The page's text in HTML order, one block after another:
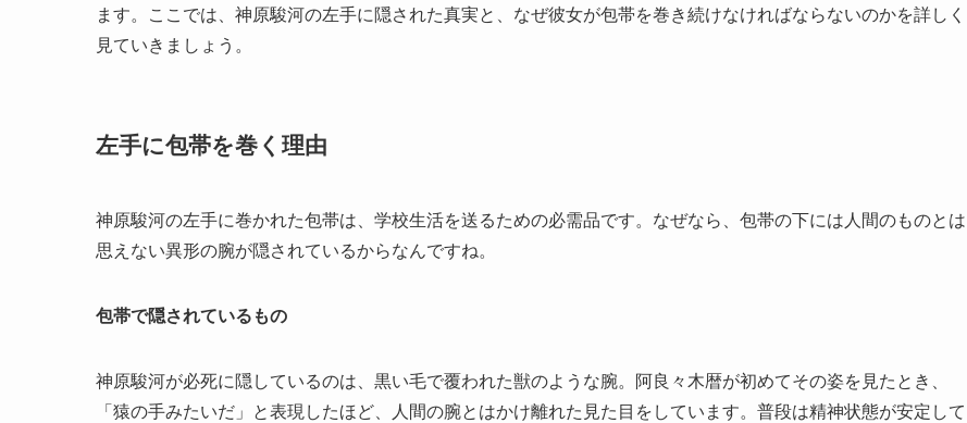
ます。ここでは、神原駿河の左手に隠された真実と、なぜ彼女が包帯を巻き続けなければならないのかを詳しく
見ていきましょう。
左手に包帯を巻く理由
神原駿河の左手に巻かれた包帯は、学校生活を送るための必需品です。なぜなら、包帯の下には人間のものとは
思えない異形の腕が隠されているからなんですね。
包帯で隠されているもの
神原駿河が必死に隠しているのは、黒い毛で覆われた獣のような腕。阿良々木暦が初めてその姿を見たとき、
「猿の手みたいだ」と表現したほど、人間の腕とはかけ離れた見た目をしています。普段は精神状態が安定して